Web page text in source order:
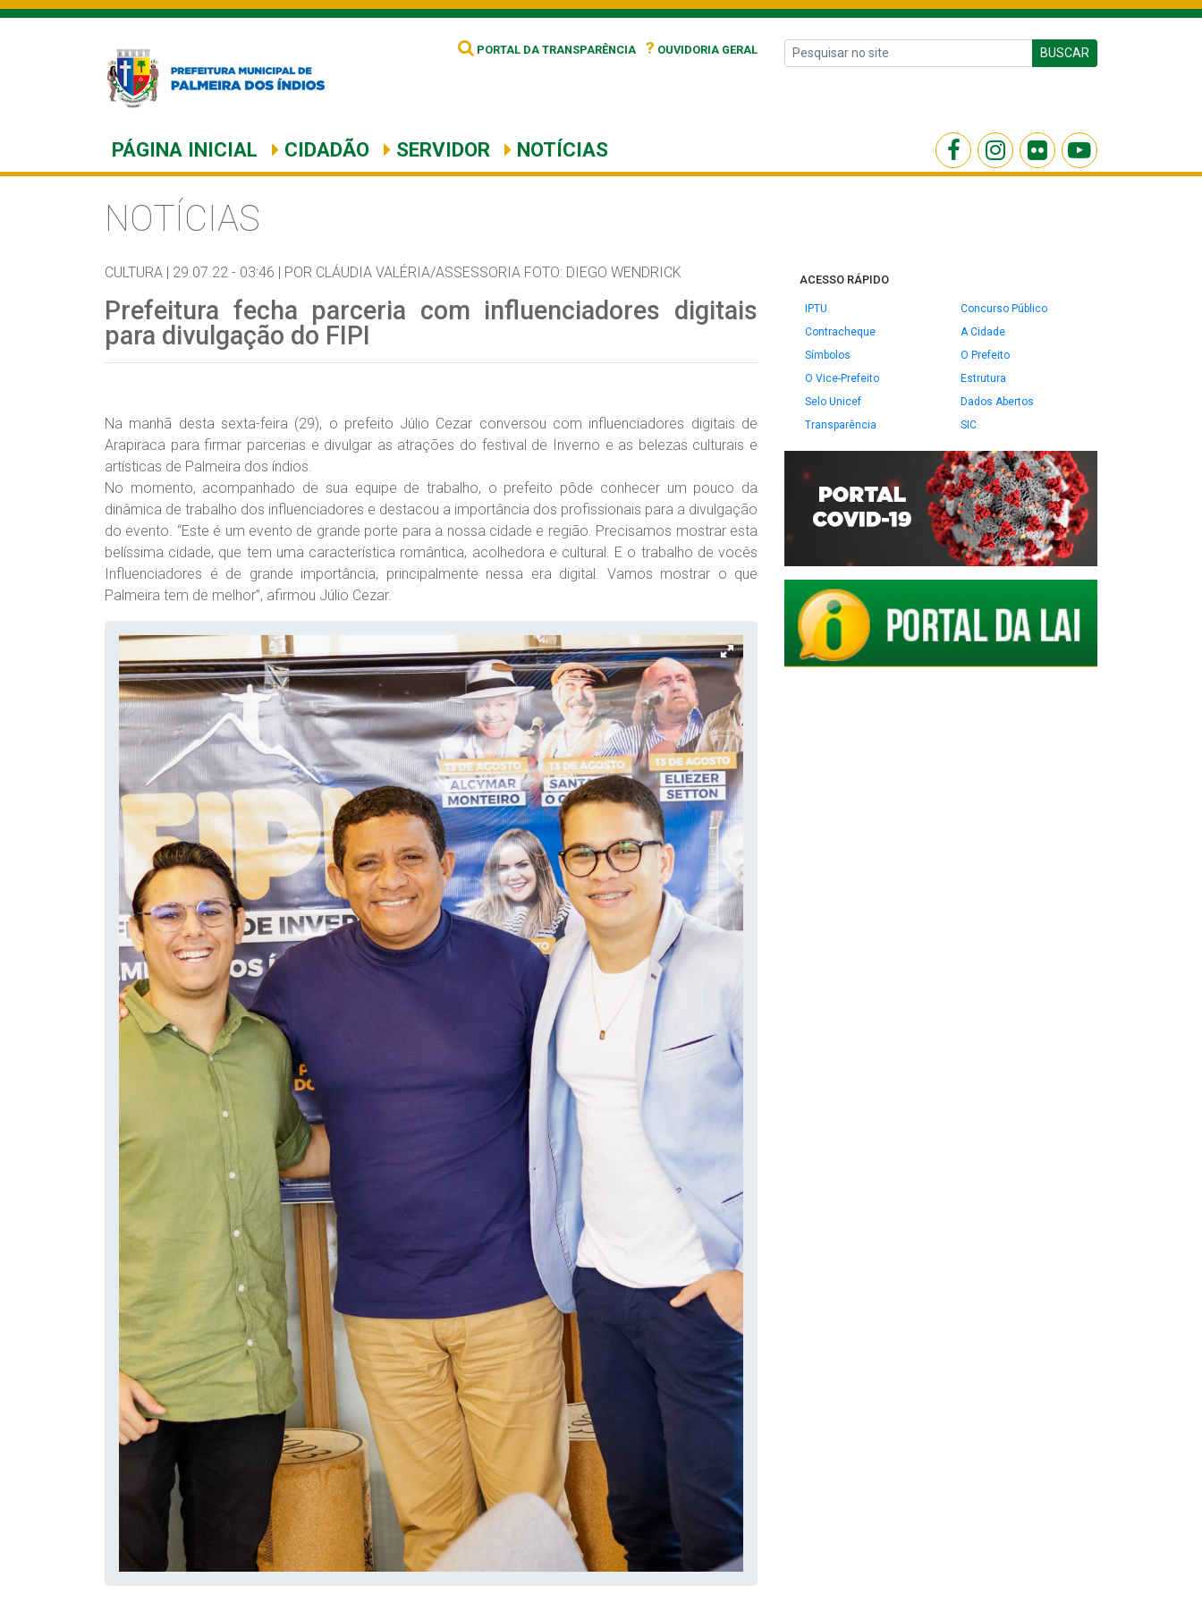
PORTAL DA TRANSPARÊNCIA ? OUVIDORIA GERAL BUSCAR
PÁGINA INICIAL CIDADÃO SERVIDOR NOTÍCIAS
NOTÍCIAS
CULTURA | 29.07.22 - 03:46 | POR CLÁUDIA VALÉRIA/ASSESSORIA FOTO: DIEGO WENDRICK
Prefeitura fecha parceria com influenciadores digitais
para divulgação do FIPI
Na manhã desta sexta-feira (29), o prefeito Júlio Cezar conversou com influenciadores digitais de
Arapiraca para firmar parcerias e divulgar as atrações do festival de Inverno e as belezas culturais e
artísticas de Palmeira dos índios.
No momento, acompanhado de sua equipe de trabalho, o prefeito pôde conhecer um pouco da
dinâmica de trabalho dos influenciadores e destacou a importância dos profissionais para a divulgação
do evento. “Este é um evento de grande porte para a nossa cidade e região. Precisamos mostrar esta
belíssima cidade, que tem uma característica romântica, acolhedora e cultural. E o trabalho de vocês
Influenciadores é de grande importância, principalmente nessa era digital. Vamos mostrar o que
Palmeira tem de melhor”, afirmou Júlio Cezar.
ACESSO RÁPIDO
IPTU
Concurso Público
Contracheque
A Cidade
Símbolos
O Prefeito
O Vice-Prefeito
Estrutura
Selo Unicef
Dados Abertos
Transparência
SIC